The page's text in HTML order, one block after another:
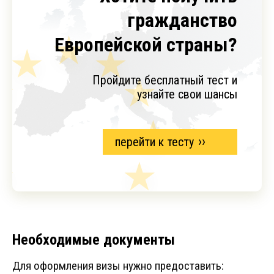
гражданство
Европейской страны?
Пройдите бесплатный тест и
узнайте свои шансы
перейти к тесту
Необходимые документы
Для оформления визы нужно предоставить: